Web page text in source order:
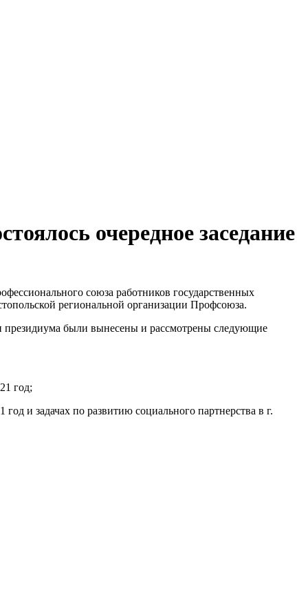
очередное заседание
союза работников государственных
региональной организации Профсоюза.
президиума были вынесены и рассмотрены следующие
год;
и задачах по развитию социального партнерства в г.